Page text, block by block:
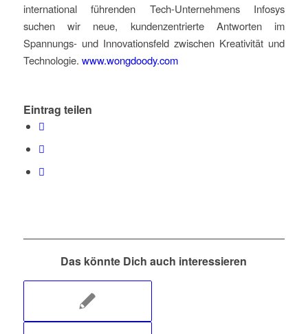
international führenden Tech-Unternehmens Infosys
suchen wir neue, kundenzentrierte Antworten im
Spannungs- und Innovationsfeld zwischen Kreativität und
Technologie. www.wongdoody.com
Eintrag teilen
Das könnte Dich auch interessieren